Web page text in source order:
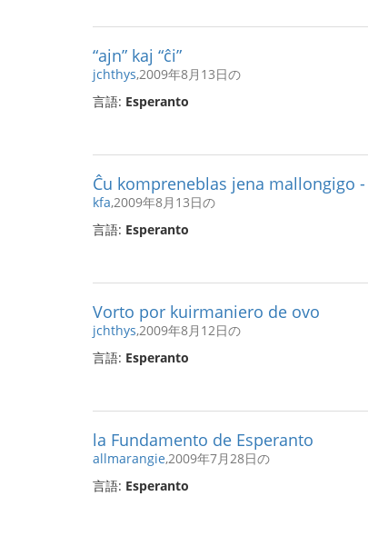
“ajn” kaj “ĉi”
jchthys,2009年8月13日の
言語: Esperanto
Ĉu kompreneblas jena mallongigo
kfa,2009年8月13日の
言語: Esperanto
Vorto por kuirmaniero de ovo
jchthys,2009年8月12日の
言語: Esperanto
la Fundamento de Esperanto
allmarangie,2009年7月28日の
言語: Esperanto